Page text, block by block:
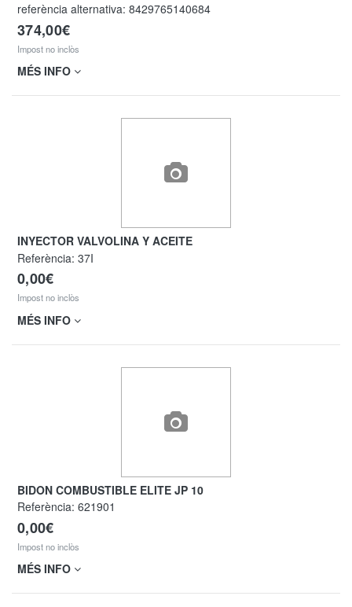
referència alternativa: 8429765140684
374,00€
Impost no inclòs
MÉS INFO
INYECTOR VALVOLINA Y ACEITE
Referència: 37I
0,00€
Impost no inclòs
MÉS INFO
BIDON COMBUSTIBLE ELITE JP 10
Referència: 621901
0,00€
Impost no inclòs
MÉS INFO